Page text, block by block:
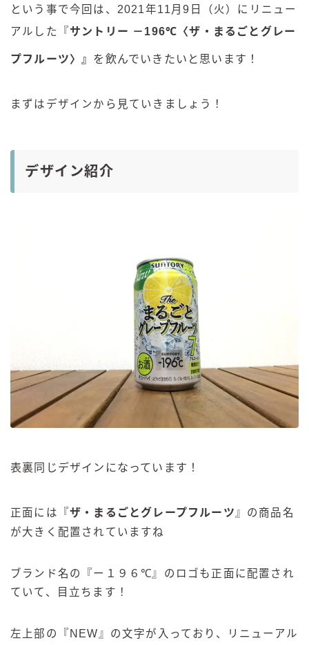
という事で今回は、2021年11月9日（火）にリニュー
アルした『サントリー －196℃〈ザ・まるごとグレー
プフルーツ〉 』 を飲んでいきたいと思います！
まずはデザインから見ていきましょう！
デザイン紹介
表裏同じデザインになっています！
正面には『ザ・まるごとグレープフルーツ 』の商品名
が大きく配置されていますね
ブランド名の『ー１９６℃』のロゴも正面に配置され
ていて、目立ちます！
左上部の『NEW』の文字が入っており、リニューアル